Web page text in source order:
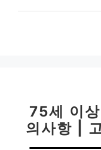
75세 이
의사항 |